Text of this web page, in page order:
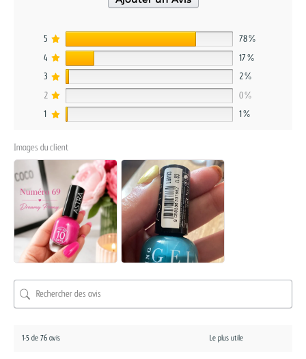
5
78%
4
17%
3
2%
2
0%
1
1%
Images du client
1-5 de 76 avis